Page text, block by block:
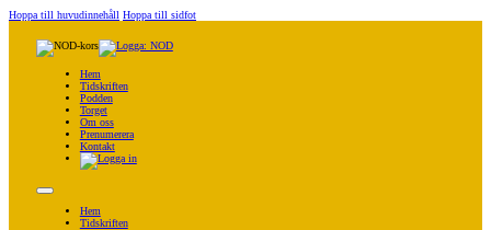
Hoppa till huvudinnehåll Hoppa till sidfot
Hem
Tidskriften
Podden
Torget
Om oss
Prenumerera
Kontakt
Hem
Tidskriften